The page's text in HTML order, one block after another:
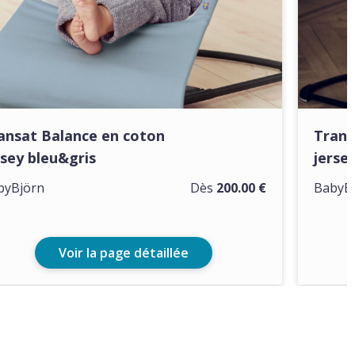
Balance en coton
bleu&gris
Dès 200.00 €
Voir la page détaillée